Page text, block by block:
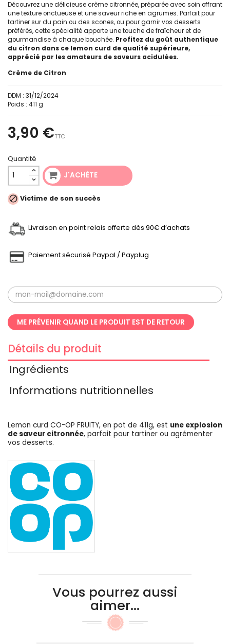
Découvrez une délicieuse crème citronnée, préparée avec soin offrant
une texture onctueuse et une saveur riche en agrumes. Parfait pour
tartiner sur du pain ou des scones, ou pour garnir vos desserts
préférés, cette spécialité apporte une touche de fraîcheur et de
gourmandise à chaque bouchée. Profitez du goût authentique
du citron dans ce lemon curd de qualité supérieure,
apprécié par les amateurs de saveurs acidulées.
Crème de Citron
DDM : 31/12/2024
Poids : 411 g
3,90 €TTC
Quantité
J'ACHÈTE
 Victime de son succès
Livraison en point relais offerte dès 90€ d’achats
Paiement sécurisé Paypal / Payplug
ME PRÉVENIR QUAND LE PRODUIT EST DE RETOUR
Détails du produit
Ingrédients
Informations nutritionnelles
Lemon curd CO-OP FRUITY, en pot de 411g, est une explosion
de saveur citronnée, parfait pour tartiner ou agrémenter
vos desserts.
Vous pourrez aussi
aimer...